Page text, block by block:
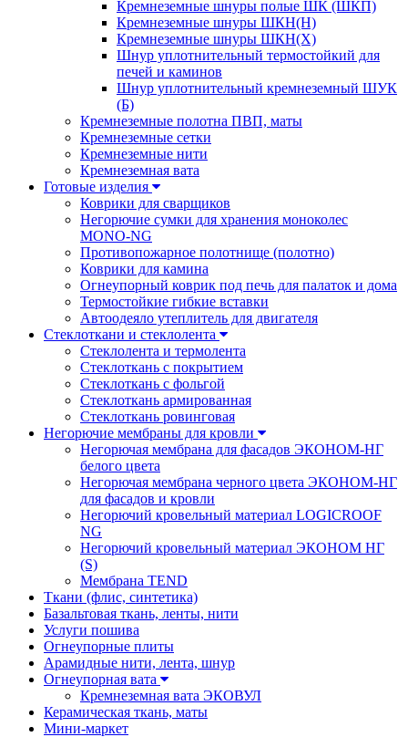
Кремнеземные шнуры полые ШК (ШКП)
Кремнеземные шнуры ШКН(Н)
Кремнеземные шнуры ШКН(Х)
Шнур уплотнительный термостойкий для
печей и каминов
Шнур уплотнительный кремнеземный ШУК
(Б)
Кремнеземные полотна ПВП, маты
Кремнеземные сетки
Кремнеземные нити
Кремнеземная вата
Готовые изделия
Коврики для сварщиков
Негорючие сумки для хранения моноколес
MONO-NG
Противопожарное полотнище (полотно)
Коврики для камина
Огнеупорный коврик под печь для палаток и дома
Термостойкие гибкие вставки
Автоодеяло утеплитель для двигателя
Стеклоткани и стеклолента
Стеклолента и термолента
Стеклоткань с покрытием
Стеклоткань с фольгой
Стеклоткань армированная
Стеклоткань ровинговая
Негорючие мембраны для кровли
Негорючая мембрана для фасадов ЭКОНОМ-НГ
белого цвета
Негорючая мембрана черного цвета ЭКОНОМ-НГ
для фасадов и кровли
Негорючий кровельный материал LOGICROOF
NG
Негорючий кровельный материал ЭКОНОМ НГ
(S)
Мембрана TEND
Ткани (флис, синтетика)
Базальтовая ткань, ленты, нити
Услуги пошива
Огнеупорные плиты
Арамидные нити, лента, шнур
Огнеупорная вата
Кремнеземная вата ЭКОВУЛ
Керамическая ткань, маты
Мини-маркет